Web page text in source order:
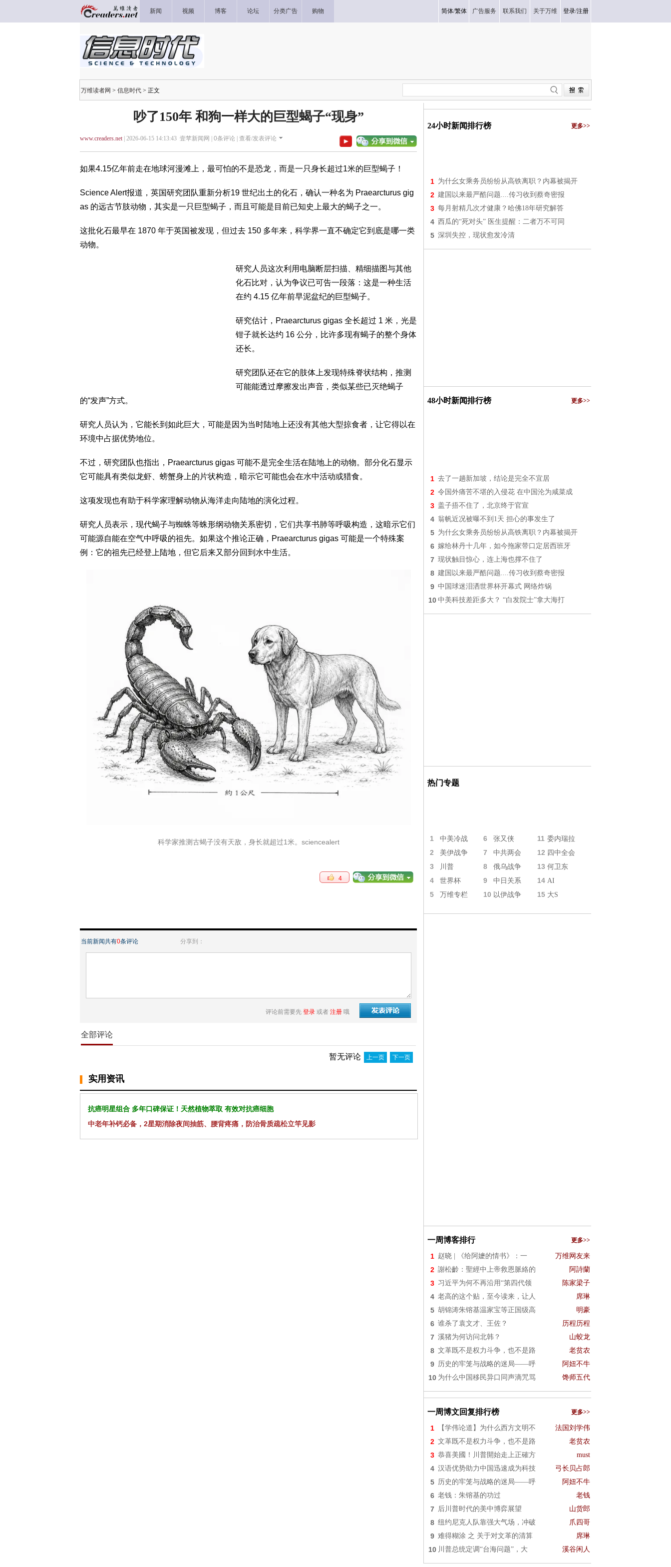
新闻 视频 博客 论坛 分类广告 购物 简体/繁体 广告服务 联系我们 关于万维 登录/注册
万维读者网 > 信息时代 > 正文
吵了150年 和狗一样大的巨型蝎子“现身”
www.creaders.net| 2026-06-15 14:13:43 壹苹新闻网 | 0条评论 | 查看/发表评论
如果4.15亿年前走在地球河漫滩上，最可怕的不是恐龙，而是一只身长超过1米的巨型蝎子！
Science Alert报道，英国研究团队重新分析19 世纪出土的化石，确认一种名为 Praearcturus gig
as 的远古节肢动物，其实是一只巨型蝎子，而且可能是目前已知史上最大的蝎子之一。
这批化石最早在 1870 年于英国被发现，但过去 150 多年来，科学界一直不确定它到底是哪一类
动物。
研究人员这次利用电脑断层扫描、精细描图与其他
化石比对，认为争议已可告一段落：这是一种生活
在约 4.15 亿年前早泥盆纪的巨型蝎子。
研究估计，Praearcturus gigas 全长超过 1 米，光是
钳子就长达约 16 公分，比许多现有蝎子的整个身体
还长。
研究团队还在它的肢体上发现特殊脊状结构，推测
可能能透过摩擦发出声音，类似某些已灭绝蝎子
的“发声”方式。
研究人员认为，它能长到如此巨大，可能是因为当时陆地上还没有其他大型掠食者，让它得以在
环境中占据优势地位。
不过，研究团队也指出，Praearcturus gigas 可能不是完全生活在陆地上的动物。部分化石显示
它可能具有类似龙虾、螃蟹身上的片状构造，暗示它可能也会在水中活动或猎食。
这项发现也有助于科学家理解动物从海洋走向陆地的演化过程。
研究人员表示，现代蝎子与蜘蛛等蛛形纲动物关系密切，它们共享书肺等呼吸构造，这暗示它们
可能源自能在空气中呼吸的祖先。如果这个推论正确，Praearcturus gigas 可能是一个特殊案
例：它的祖先已经登上陆地，但它后来又部分回到水中生活。
科学家推测古蝎子没有天敌，身长就超过1米。sciencealert
4
当前新闻共有0条评论 分享到：
评论前需要先 登录 或者 注册 哦
全部评论
暂无评论 上一页 下一页
实用资讯
抗癌明星组合 多年口碑保证！天然植物萃取 有效对抗癌细胞
中老年补钙必备，2星期消除夜间抽筋、腰背疼痛，防治骨质疏松立竿见影
24小时新闻排行榜 更多>>
1 为什幺女乘务员纷纷从高铁离职？内幕被揭开
2 建国以来最严酷问题....传习收到蔡奇密报
3 每月射精几次才健康？哈佛18年研究解答
4 西瓜的“死对头” 医生提醒：二者万不可同
5 深圳失控，现状愈发冷清
48小时新闻排行榜 更多>>
1 去了一趟新加坡，结论是完全不宜居
2 令国外痛苦不堪的入侵花 在中国沦为咸菜成
3 盖子捂不住了，北京终于官宣
4 翁帆近况被曝不到1天 担心的事发生了
5 为什幺女乘务员纷纷从高铁离职？内幕被揭开
6 嫁给林丹十几年，如今拖家带口定居西班牙
7 现状触目惊心，连上海也撑不住了
8 建国以来最严酷问题....传习收到蔡奇密报
9 中国球迷泪洒世界杯开幕式 网络炸锅
10 中美科技差距多大？ “白发院士”拿大海打
热门专题
1 中美冷战 6 张又侠 11 委内瑞拉
2 美伊战争 7 中共两会 12 四中全会
3 川普 8 俄乌战争 13 何卫东
4 世界杯 9 中日关系 14 AI
5 万维专栏 10 以伊战争 15 大S
一周博客排行 更多>>
1 赵晓 | 《给阿嬷的情书》：一 万维网友来
2 謝松齡：聖經中上帝救恩脈絡的 阿詩蘭
3 习近平为何不再沿用“第四代领 陈家梁子
4 老高的这个贴，至今读来，让人 席琳
5 胡锦涛朱镕基温家宝等正国级高 明豪
6 谁杀了袁文才、王佐？ 历程历程
7 溪猪为何访问北韩？ 山蛟龙
8 文革既不是权力斗争，也不是路 老贫农
9 历史的牢笼与战略的迷局——呼 阿妞不牛
10 为什么中国移民异口同声滴咒骂 馋师五代
一周博文回复排行榜 更多>>
1 【学伟论道】为什么西方文明不 法国刘学伟
2 文革既不是权力斗争，也不是路 老贫农
3 恭喜美國！川普開始走上正確方 must
4 汉语优势助力中国迅速成为科技 弓长贝占郎
5 历史的牢笼与战略的迷局——呼 阿妞不牛
6 老钱：朱镕基的功过 老钱
7 后川普时代的美中博弈展望 山货郎
8 纽约尼克人队靠强大气场，冲破 爪四哥
9 难得糊涂 之 关于对文革的清算 席琳
10 川普总统定调“台海问题”，大 溪谷闲人